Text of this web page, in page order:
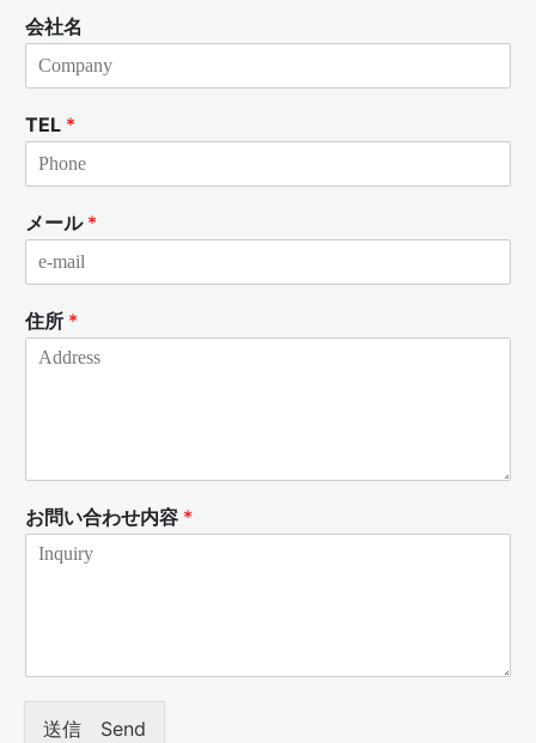
会社名
TEL *
メール *
住所 *
お問い合わせ内容 *
送信 Send